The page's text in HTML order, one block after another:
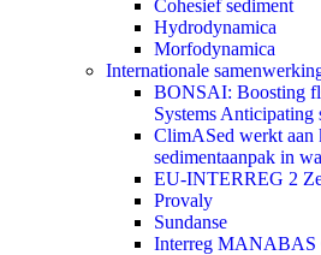
Cohesief sediment
Hydrodynamica
Morfodynamica
Internationale
BONSAI: Boosting
Systems Anticipating
ClimASed werkt aan
sedimentaanpak in
EU-INTERREG 2
Provaly
Sundanse
Interreg MANABAS